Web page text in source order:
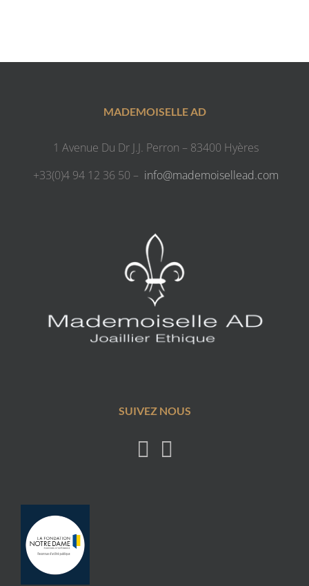
MADEMOISELLE AD
1 Avenue Du Dr J.J. Perron – 83400 Hyères
+33(0)4 94 12 36 50 – info@mademoisellead.com
SUIVEZ NOUS